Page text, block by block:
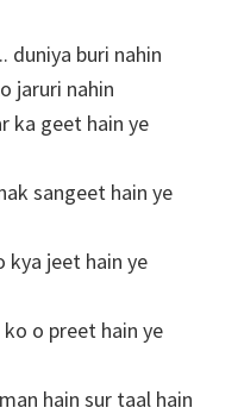
buri nahin
jaruri nahin
ka geet hain ye
sangeet hain ye
kya jeet hain ye
o preet hain ye
hain sur taal hain